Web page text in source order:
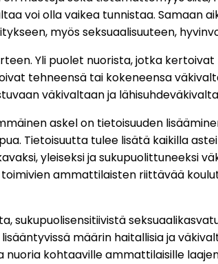
voi olla vaikea tunnistaa. Samaan
myös seksuaalisuuteen,
Yli puolet nuorista, jotka
tehneensä tai kokeneensa
väkivaltaan ja
askel on tietoisuuden
Tietoisuutta tulee lisätä kaikilla
yleiseksi ja sukupuolittuneeksi
ammattilaisten riittävää
sukupuolisensitiivistä
määrin haitallisia ja
kohtaaville ammattilaisille